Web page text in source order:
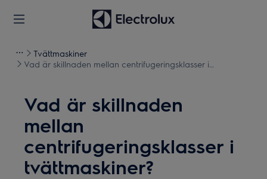
Tvättmaskiner
Vad är skillnaden mellan centrifugeringsklasser i
Vad är skillnaden
mellan
centrifugeringsklasser i
tvättmaskiner?